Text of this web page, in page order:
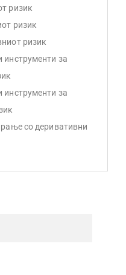
ризик
ризик
ризик
инструменти за
инструменти за
со деривативни